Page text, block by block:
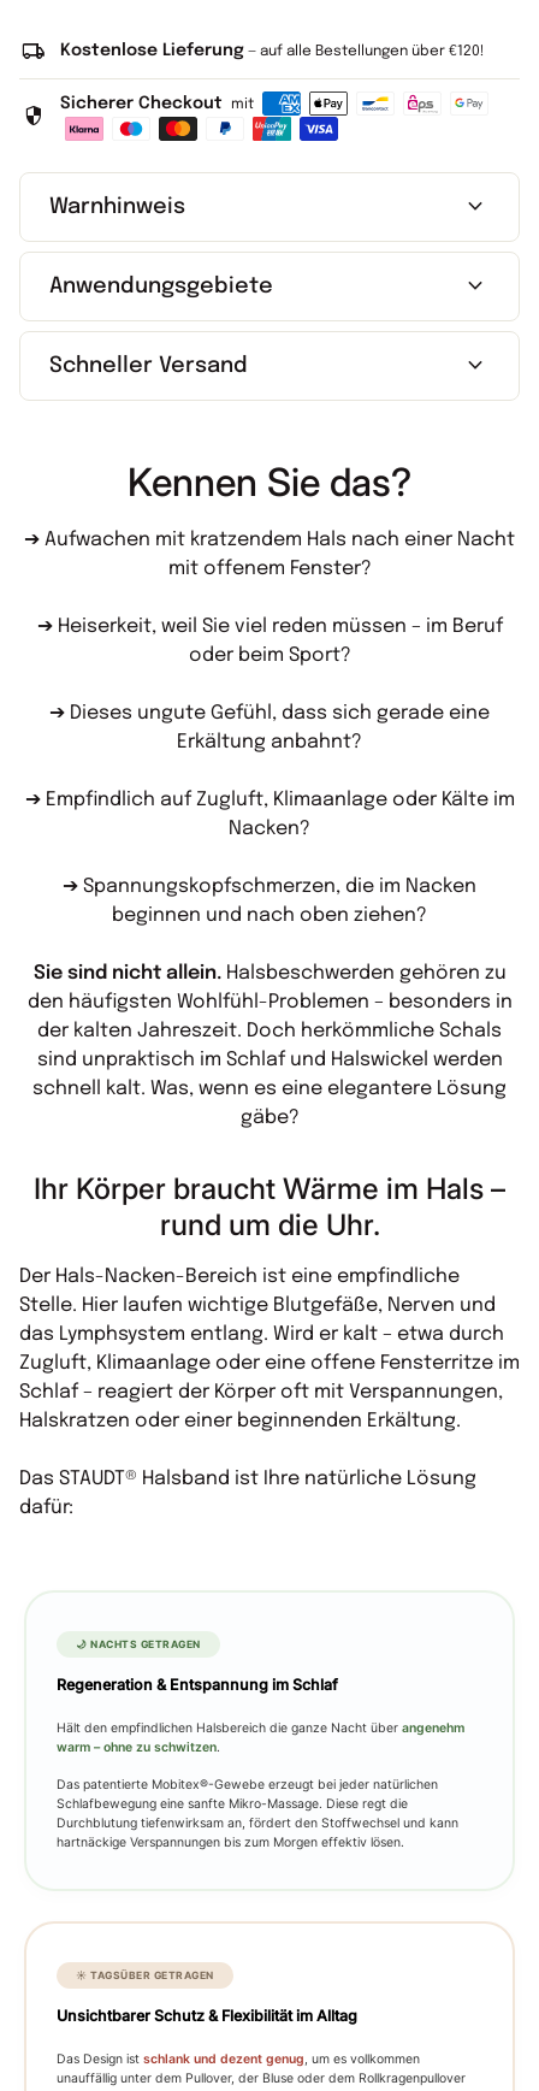
local_shipping Kostenlose Lieferung — auf alle Bestellungen über €120!
security Sicherer Checkout mit
Warnhinweis expand_more
Anwendungsgebiete expand_more
Schneller Versand expand_more
Kennen Sie das?
➔ Aufwachen mit kratzendem Hals nach einer Nacht
mit offenem Fenster?
➔ Heiserkeit, weil Sie viel reden müssen – im Beruf
oder beim Sport?
➔ Dieses ungute Gefühl, dass sich gerade eine
Erkältung anbahnt?
➔ Empfindlich auf Zugluft, Klimaanlage oder Kälte im
Nacken?
➔ Spannungskopfschmerzen, die im Nacken
beginnen und nach oben ziehen?
Sie sind nicht allein.Halsbeschwerden gehören zu
den häufigsten Wohlfühl-Problemen – besonders in
der kalten Jahreszeit. Doch herkömmliche Schals
sind unpraktisch im Schlaf und Halswickel werden
schnell kalt. Was, wenn es eine elegantere Lösung
gäbe?
Ihr Körper braucht Wärme im Hals –
rund um die Uhr.
Der Hals-Nacken-Bereich ist eine empfindliche
Stelle. Hier laufen wichtige Blutgefäße, Nerven und
das Lymphsystem entlang. Wird er kalt – etwa durch
Zugluft, Klimaanlage oder eine offene Fensterritze im
Schlaf – reagiert der Körper oft mit Verspannungen,
Halskratzen oder einer beginnenden Erkältung.
Das STAUDT® Halsband ist Ihre natürliche Lösung
dafür:
🌙 NACHTS GETRAGEN
Regeneration & Entspannung im Schlaf
Hält den empfindlichen Halsbereich die ganze Nacht über angenehm
warm – ohne zu schwitzen.
Das patentierte Mobitex®-Gewebe erzeugt bei jeder natürlichen
Schlafbewegung eine sanfte Mikro-Massage. Diese regt die
Durchblutung tiefenwirksam an, fördert den Stoffwechsel und kann
hartnäckige Verspannungen bis zum Morgen effektiv lösen.
☀️ TAGSÜBER GETRAGEN
Unsichtbarer Schutz & Flexibilität im Alltag
Das Design ist schlank und dezent genug, um es vollkommen
unauffällig unter dem Pullover, der Bluse oder dem Rollkragenpullover